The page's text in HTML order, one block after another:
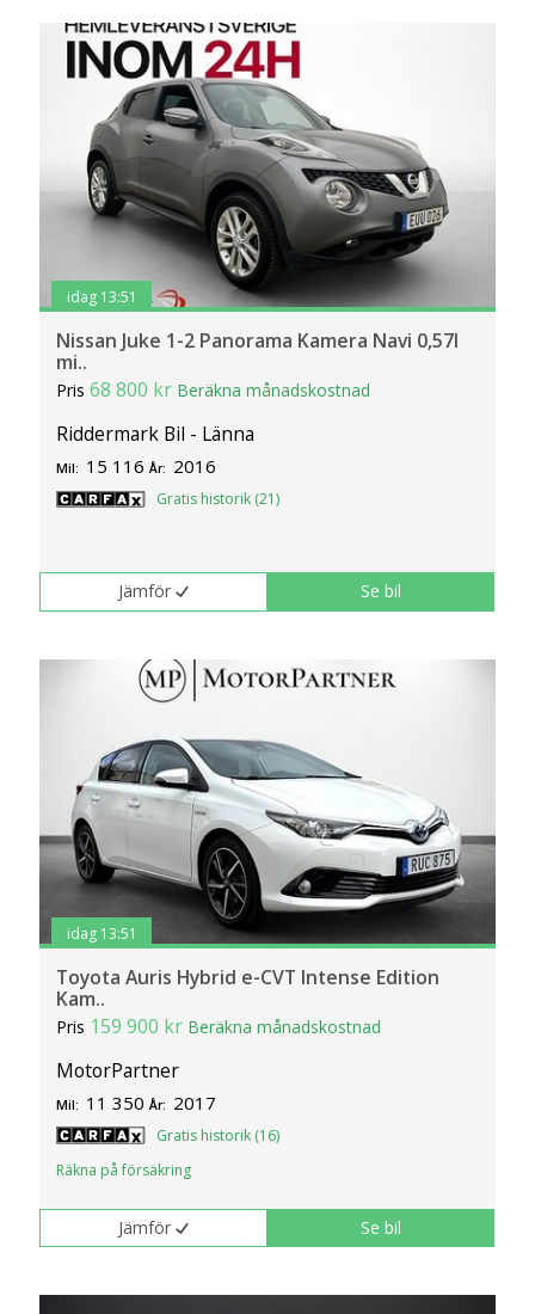
idag 13:51
Nissan Juke 1-2 Panorama Kamera Navi 0,57l
mi..
Pris68 800 kr Beräkna månadskostnad
Riddermark Bil - Länna
Mil: 15 116 År: 2016
Gratis historik (21)
Jämför Se bil
idag 13:51
Toyota Auris Hybrid e-CVT Intense Edition
Kam..
Pris 159 900 kr Beräkna månadskostnad
MotorPartner
Mil: 11 350 År: 2017
Gratis historik (16)
Räkna på försäkring
Jämför Se bil